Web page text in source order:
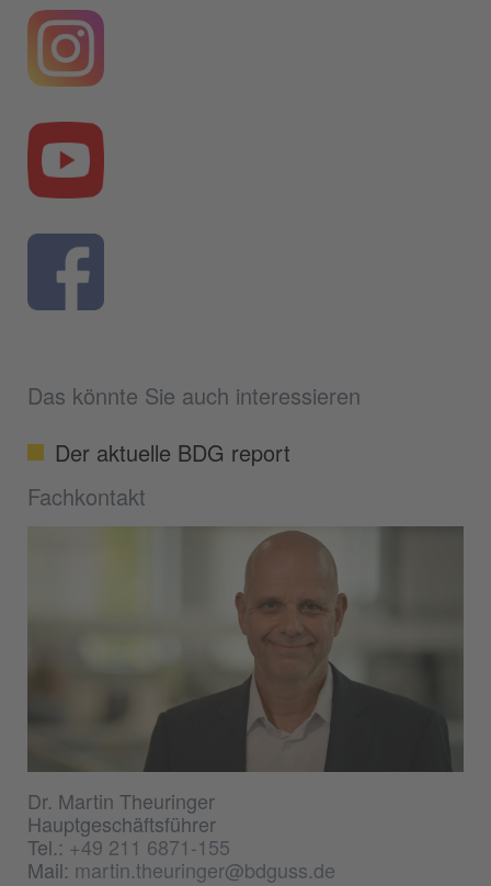
Das könnte Sie auch interessieren
Der aktuelle BDG report
Fachkontakt
Dr. Martin Theuringer
Hauptgeschäftsführer
Tel.:+49 211 6871-155
Mail: martin.theuringer@bdguss.de